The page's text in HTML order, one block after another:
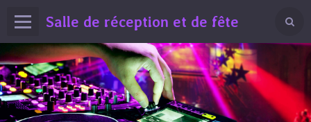
Salle de réception et de fête